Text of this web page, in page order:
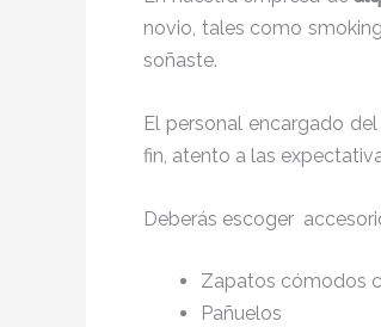
novio, tales como
soñaste.
El personal encargado
fin, atento a las
Deberás escoger
Zapatos cómodos
Pañuelos